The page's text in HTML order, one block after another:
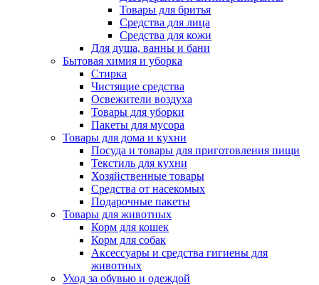
Товары для бритья
Средства для лица
Средства для кожи
Для душа, ванны и бани
Бытовая химия и уборка
Стирка
Чистящие средства
Освежители воздуха
Товары для уборки
Пакеты для мусора
Товары для дома и кухни
Посуда и товары для приготовления пищи
Текстиль для кухни
Хозяйственные товары
Средства от насекомых
Подарочные пакеты
Товары для животных
Корм для кошек
Корм для собак
Аксессуары и средства гигиены для
животных
Уход за обувью и одеждой